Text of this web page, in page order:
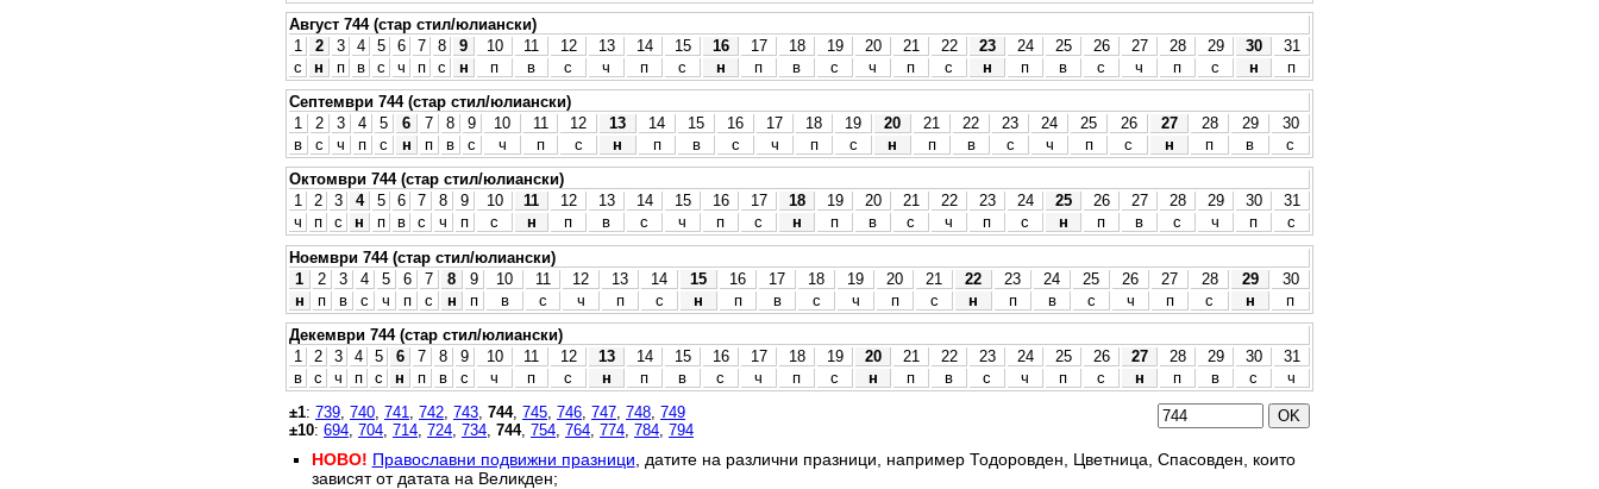
Август 744 (стар стил/юлиански)
1
2 3 4 5 6 7 8 9 10 11 12 13 14 15 16 17 18 19 20 21 22 23 24 25 26 27 28 29 30
31
с
н п в с ч п с н п в с ч п с н п в с ч п с н п в с ч п с н
п
Септември 744 (стар стил/юлиански)
1
2 3 4 5 6 7 8 9 10 11 12 13 14 15 16 17 18 19 20 21 22 23 24 25 26 27 28 29
30
в
с ч п с н п в с ч п с н п в с ч п с н п в с ч п с н п в
с
Октомври 744 (стар стил/юлиански)
1
2 3 4 5 6 7 8 9 10 11 12 13 14 15 16 17 18 19 20 21 22 23 24 25 26 27 28 29 30
31
ч
п с н п в с ч п с н п в с ч п с н п в с ч п с н п в с ч п
с
Ноември 744 (стар стил/юлиански)
1
2 3 4 5 6 7 8 9 10 11 12 13 14 15 16 17 18 19 20 21 22 23 24 25 26 27 28 29
30
н
п в с ч п с н п в с ч п с н п в с ч п с н п в с ч п с н
п
Декември 744 (стар стил/юлиански)
1
2 3 4 5 6 7 8 9 10 11 12 13 14 15 16 17 18 19 20 21 22 23 24 25 26 27 28 29 30
31
в
с ч п с н п в с ч п с н п в с ч п с н п в с ч п с н п в с
ч
±1: 739 740 741 742 743 744, 745 746 747 748 749
±10: 694 704 714 724 734 744, 754 764 774 784 794
НОВО! Православни подвижни празници , датите на различни празници, например Тодоровден, Цветница, Спасовден, които
зависят от датата на Великден;